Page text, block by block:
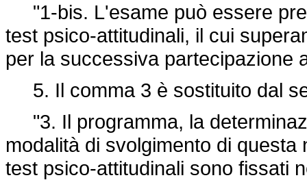
"1-bis. L'esame può essere
test psico-attitudinali, il cui
per la successiva partecipazione
5. Il comma 3 è sostituito dal
"3. Il programma, la
modalità di svolgimento di
test psico-attitudinali sono fissati